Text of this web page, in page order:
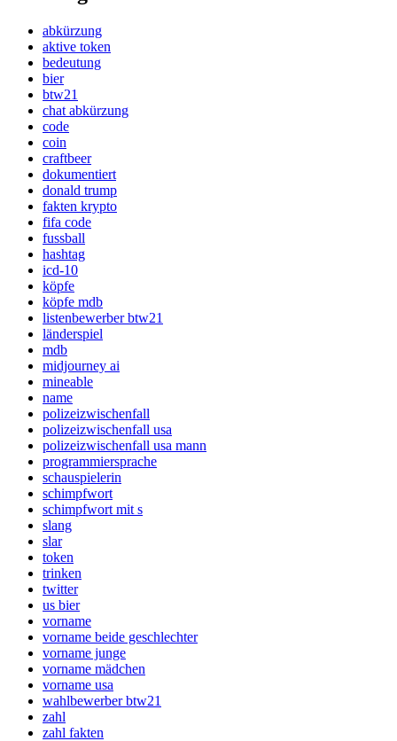
abkürzung
aktive token
bedeutung
bier
btw21
chat abkürzung
code
coin
craftbeer
dokumentiert
donald trump
fakten krypto
fifa code
fussball
hashtag
icd-10
köpfe
köpfe mdb
listenbewerber btw21
länderspiel
mdb
midjourney ai
mineable
name
polizeizwischenfall
polizeizwischenfall usa
polizeizwischenfall usa mann
programmiersprache
schauspielerin
schimpfwort
schimpfwort mit s
slang
slar
token
trinken
twitter
us bier
vorname
vorname beide geschlechter
vorname junge
vorname mädchen
vorname usa
wahlbewerber btw21
zahl
zahl fakten